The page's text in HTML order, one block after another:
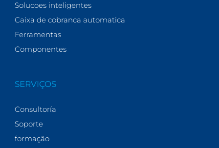
Solucoes inteligentes
Caixa de cobranca automatica
Ferramentas
Componentes
SERVIÇOS
Consultoría
Soporte
formação